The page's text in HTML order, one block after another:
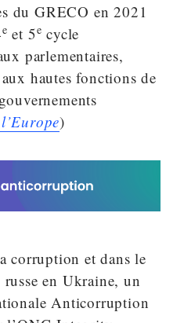
du GRECO en 2021
e et 5e cycle
parlementaires,
hautes fonctions de
)
corruption et dans le
en Ukraine, un
Anticorruption